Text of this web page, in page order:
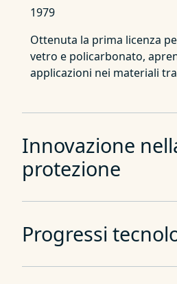
1979
Ottenuta la prima licenza
vetro e policarbonato,
applicazioni nei materiali
Innovazione
protezione
Progressi